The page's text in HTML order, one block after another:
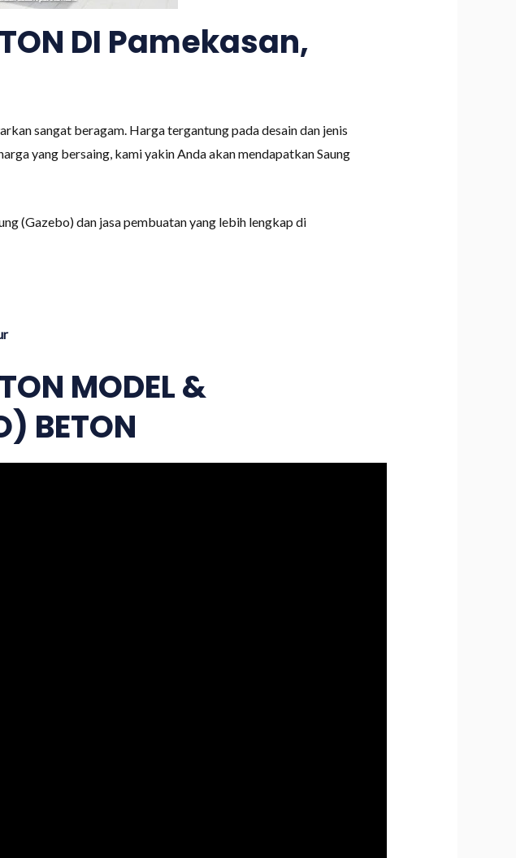
DI Pamekasan,
sangat beragam. Harga tergantung pada desain dan jenis
yang bersaing, kami yakin Anda akan mendapatkan Saung
(Gazebo) dan jasa pembuatan yang lebih lengkap di
MODEL &
BETON